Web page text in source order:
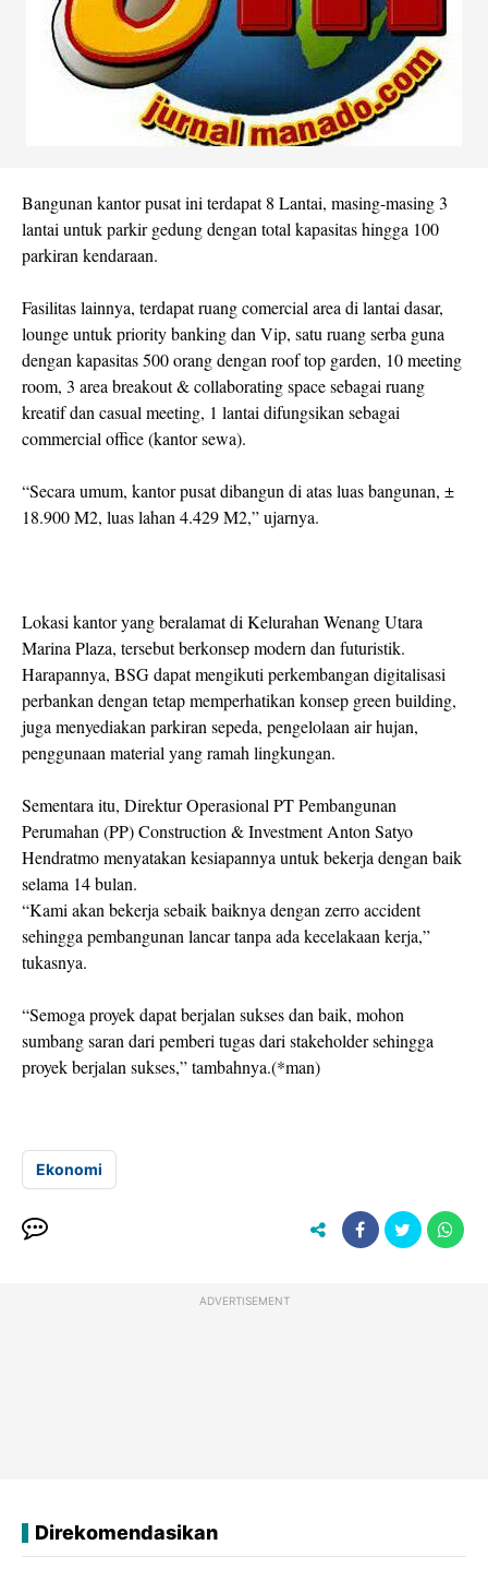
Bangunan kantor pusat ini terdapat 8 Lantai, masing-masing 3
lantai untuk parkir gedung dengan total kapasitas hingga 100
parkiran kendaraan.
Fasilitas lainnya, terdapat ruang comercial area di lantai dasar,
lounge untuk priority banking dan Vip, satu ruang serba guna
dengan kapasitas 500 orang dengan roof top garden, 10 meeting
room, 3 area breakout & collaborating space sebagai ruang
kreatif dan casual meeting, 1 lantai difungsikan sebagai
commercial office (kantor sewa).
“Secara umum, kantor pusat dibangun di atas luas bangunan, ±
18.900 M2, luas lahan 4.429 M2,” ujarnya.
Lokasi kantor yang beralamat di Kelurahan Wenang Utara
Marina Plaza, tersebut berkonsep modern dan futuristik.
Harapannya, BSG dapat mengikuti perkembangan digitalisasi
perbankan dengan tetap memperhatikan konsep green building,
juga menyediakan parkiran sepeda, pengelolaan air hujan,
penggunaan material yang ramah lingkungan.
Sementara itu, Direktur Operasional PT Pembangunan
Perumahan (PP) Construction & Investment Anton Satyo
Hendratmo menyatakan kesiapannya untuk bekerja dengan baik
selama 14 bulan.
“Kami akan bekerja sebaik baiknya dengan zerro accident
sehingga pembangunan lancar tanpa ada kecelakaan kerja,”
tukasnya.
“Semoga proyek dapat berjalan sukses dan baik, mohon
sumbang saran dari pemberi tugas dari stakeholder sehingga
proyek berjalan sukses,” tambahnya.(*man)
Ekonomi
ADVERTISEMENT
Direkomendasikan